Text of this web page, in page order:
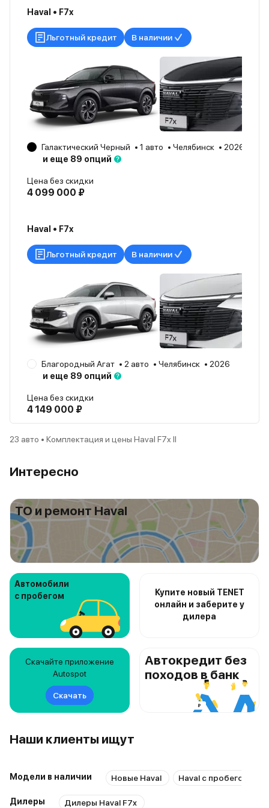
Haval • F7x
Льготный кредит В наличии
Галактический Черный 1 авто Челябинск
2026
и еще 89 опций
Цена без скидки
4 099 000 ₽
Haval • F7x
Льготный кредит В наличии
Благородный Агат 2 авто Челябинск
2026
и еще 89 опций
Цена без скидки
4 149 000 ₽
23 авто • Комплектация и цены Haval F7x II
Интересно
ТО и ремонт Haval
Автомобили
с пробегом
Купите новый TENET
онлайн и заберите у
дилера
Скачайте приложение
Autospot
Скачать
Автокредит без
походов в банк
Наши клиенты ищут
Модели в наличии Новые Haval Haval с пробегом
Дилеры Дилеры Haval F7x